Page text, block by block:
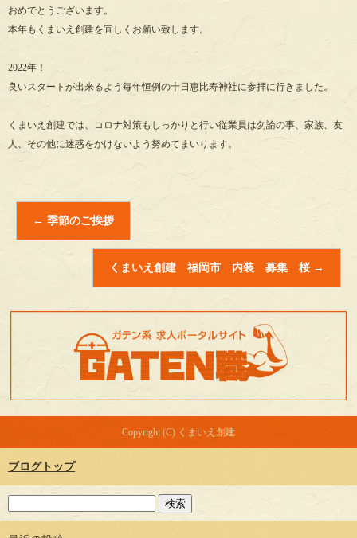
おめでとうございます。
本年もくまいえ創建を宜しくお願い致します。
2022年！
良いスタートが出来るよう毎年恒例の十日恵比寿神社に参拝に行きました。
くまいえ創建では、コロナ対策もしっかりと行い従業員は勿論の事、家族、友
人、その他に迷惑をかけないよう努めてまいります。
← 季節のご挨拶
くまいえ創建 福岡市 内装 募集 桜 →
Copyright (C) くまいえ創建
ブログトップ